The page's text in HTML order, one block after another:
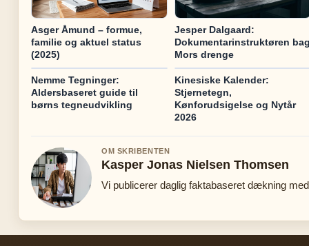
Asger Åmund – formue,
familie og aktuel status
(2025)
Jesper Dalgaard:
Dokumentarinstruktøren
Mors drenge
Nemme Tegninger:
Aldersbaseret guide til
børns tegneudvikling
Kinesiske Kalender:
Stjernetegn,
Kønforudsigelse og Nytår
2026
OM SKRIBENTEN
Kasper Jonas Nielsen Thomsen
Vi publicerer daglig faktabaseret dækning